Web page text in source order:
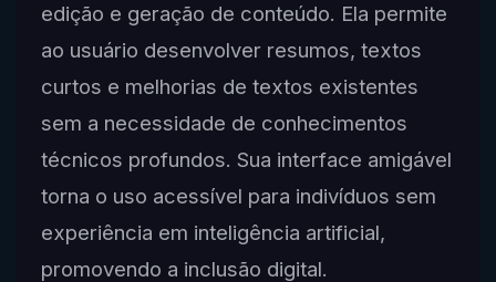
edição e geração de conteúdo. Ela permite
ao usuário desenvolver resumos, textos
curtos e melhorias de textos existentes
sem a necessidade de conhecimentos
técnicos profundos. Sua interface amigável
torna o uso acessível para indivíduos sem
experiência em inteligência artificial,
promovendo a inclusão digital.